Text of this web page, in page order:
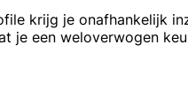
krijg je onafhankelijk
je een weloverwogen